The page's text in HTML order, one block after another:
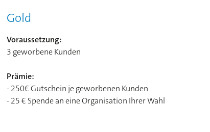
Gold
Voraussetzung:
3 geworbene Kunden
Prämie:
- 250€ Gutschein je geworbenen Kunden
- 25 € Spende an eine Organisation Ihrer Wahl